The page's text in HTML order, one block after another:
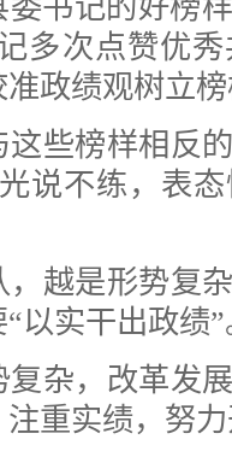
委书记的好榜
多次点赞优秀
政绩观树立榜
榜样相反的
说不练，表
是形势复杂
以实干出政绩”
，改革发展
重实绩，努